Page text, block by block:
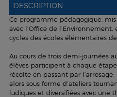
DESCRIPTION
Ce programme pédagogique,
avec l’Office de l’Environnement,
cycles des écoles élémentaires de
Au cours de trois demi-journées
élèves participent à chaque
récolte en passant par
alors sous forme d’ateliers
ludiques et diversifiées avec une